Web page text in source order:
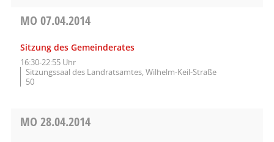
MO 07.04.2014
Sitzung des Gemeinderates
16:30-22:55 Uhr
Sitzungssaal des Landratsamtes, Wilhelm-Keil-Straße
50
MO 28.04.2014